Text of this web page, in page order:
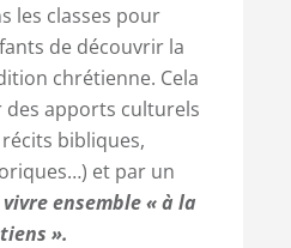
les classes pour
de découvrir la
chrétienne. Cela
des apports culturels
bibliques,
et par un
vivre ensemble « à la
».